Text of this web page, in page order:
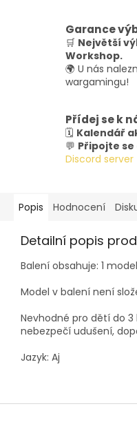
Garance
🛒 Největší
Workshop.
🌍 U nás
wargamingu!
Přídej se k
🗓️ Kalendář
💬 Připojte
Discord server
Popis Hodnocení
Detailní popis
Balení obsahuje: 1 model
Model v balení není
Nevhodné pro dětí do
nebezpečí udušení,
Jazyk: Aj
Z